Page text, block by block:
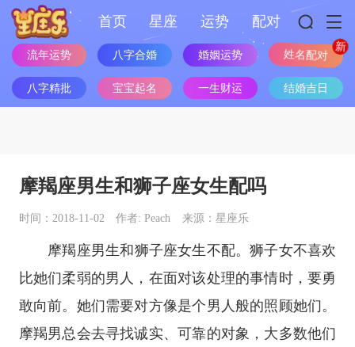
首页 星座 运势 配对
流年运势 八字合婚 婚姻运势 姓名配对
八字精批 宝宝起名 一生财运 结婚吉日
摩羯座男生和狮子座女生配吗
时间：2018-11-02 作者: Peach 来源：星座乐
摩羯座男生和狮子座女生不配。狮子女不喜欢
比她们柔弱的男人，在面对该处理的事情时，要勇
敢向前。她们需要对方像是个男人般的照顾她们。
摩羯男总会去寻找诚实、可靠的对象，大多数他们